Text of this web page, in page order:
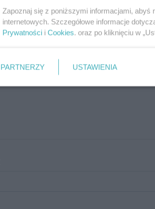
Zapoznaj się z poniższymi informacjami,
internetowych. Szczegółowe informacje
Prywatności i Cookies. oraz po kliknięciu w
PARTNERZY USTAWIENIA